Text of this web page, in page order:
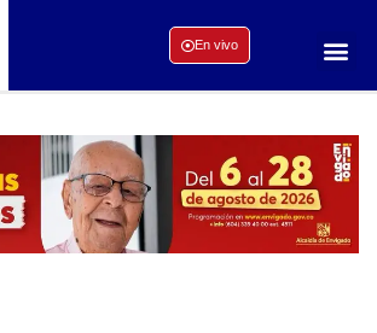
En vivo